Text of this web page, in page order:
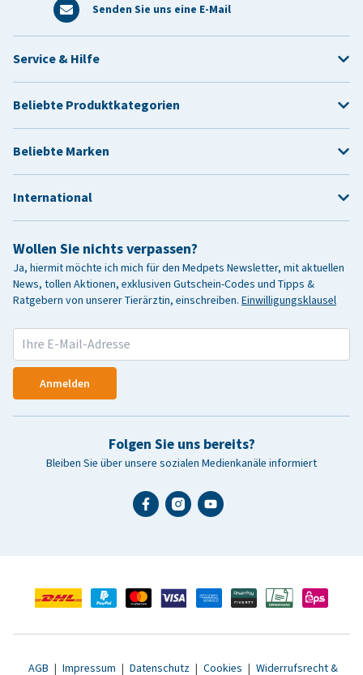
Senden Sie uns eine E-Mail
Wollen Sie nichts verpassen?
Ja, hiermit möchte ich mich für den Medpets Newsletter, mit aktuellen
News, tollen Aktionen, exklusiven Gutschein-Codes und Tipps &
Ratgebern von unserer Tierärztin, einschreiben. Einwilligungsklausel
Anmelden
Folgen Sie uns bereits?
Bleiben Sie über unsere sozialen Medienkanäle informiert
Service & Hilfe
Beliebte Produktkategorien
Beliebte Marken
International
AGB | Impressum | Datenschutz | Cookies | Widerrufsrecht &